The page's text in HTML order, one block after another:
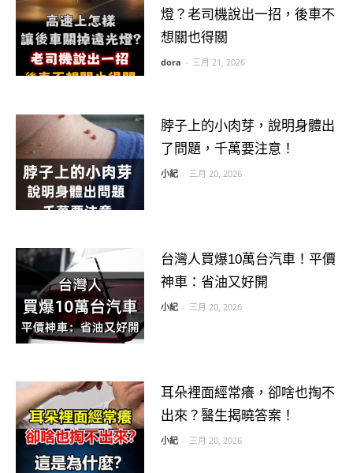
燈？老司機說出一招，後車不
想關也得關
dora - 三月 21, 2026
脖子上的小肉芽，說明身體出
了問題，千萬要注意！
小紀 - 三月 20, 2026
台灣人買爆10萬台汽車！平價
神車：省油又好開
小紀 - 三月 20, 2026
耳朵裡面經常癢，卻啥也掏不
出來？醫生揭曉答案！
小紀 - 三月 20, 2026